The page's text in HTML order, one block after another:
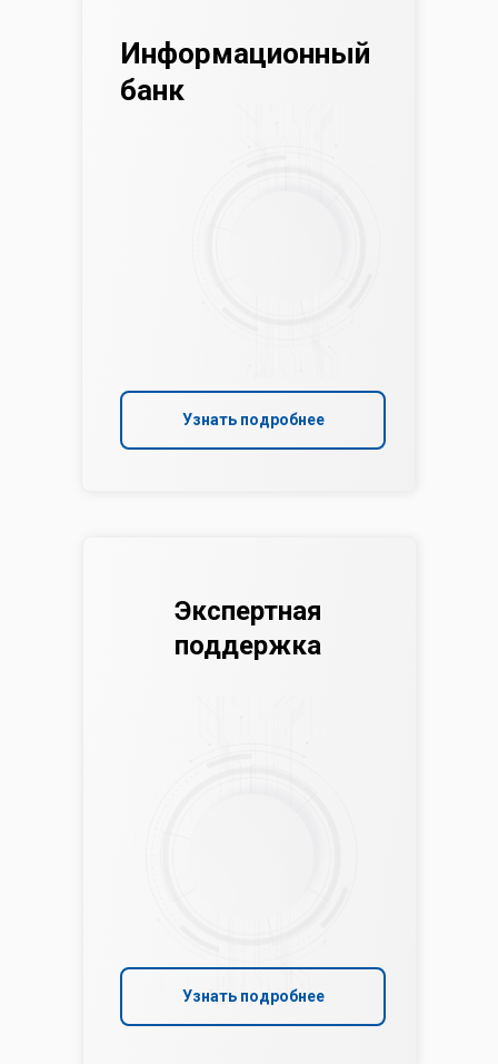
Узнать подробнее
Информационный
банк
Узнать подробнее
Экспертная
поддержка